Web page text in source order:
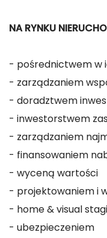
NA RYNKU
- pośrednictwem w
- zarządzaniem
- doradztwem
- inwestorstwem
- zarządzaniem
- finansowaniem
- wyceną wartości
- projektowaniem i
- home & visual
- ubezpieczeniem